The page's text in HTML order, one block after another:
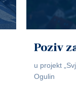
Poziv
u projekt
Ogulin